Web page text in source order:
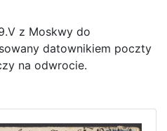
z Moskwy do
datownikiem poczty
na odwrocie.